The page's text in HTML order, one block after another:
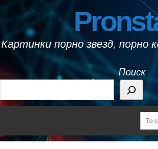
Картинки порно звезд, порно
Поиск